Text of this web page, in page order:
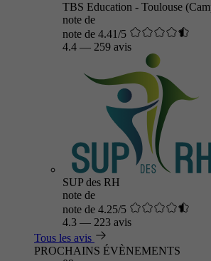
TBS Education - Toulouse
note de
note de 4.41/5
4.4 — 259 avis
SUP des RH
note de
note de 4.25/5
4.3 — 223 avis
Tous les avis
PROCHAINS ÉVÈNEMENTS